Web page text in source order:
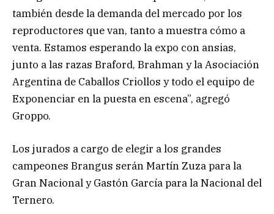
también desde la demanda del mercado por los
reproductores que van, tanto a muestra cómo a
venta. Estamos esperando la expo con ansias,
junto a las razas Braford, Brahman y la Asociación
Argentina de Caballos Criollos y todo el equipo de
Exponenciar en la puesta en escena”, agregó
Groppo.
Los jurados a cargo de elegir a los grandes
campeones Brangus serán Martín Zuza para la
Gran Nacional y Gastón García para la Nacional del
Ternero.